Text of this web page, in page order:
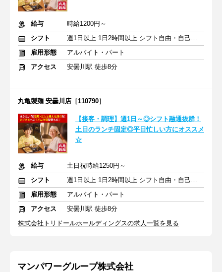
給与
時給1200円～
シフト
週1日以上 1日2時間以上 シフト自由・自己申告
雇用形態
アルバイト・パート
アクセス
安曇川駅 徒歩8分
丸亀製麺 安曇川店［110790］
【接客・調理】週1日～◎シフト融通抜群！
土日のランチ固定◎平日忙しい方にオススメ
☆
給与
土日祝時給1250円～
シフト
週1日以上 1日2時間以上 シフト自由・自己申告
雇用形態
アルバイト・パート
アクセス
安曇川駅 徒歩8分
株式会社トリドールホールディングスの求人一覧を見る
マンパワーグループ株式会社